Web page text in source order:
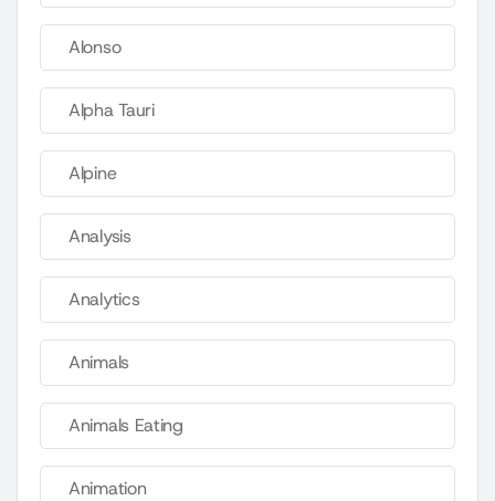
Alonso
Alpha Tauri
Alpine
Analysis
Analytics
Animals
Animals Eating
Animation